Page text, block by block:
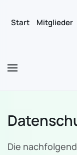
Zum
Start Mitglieder
Die